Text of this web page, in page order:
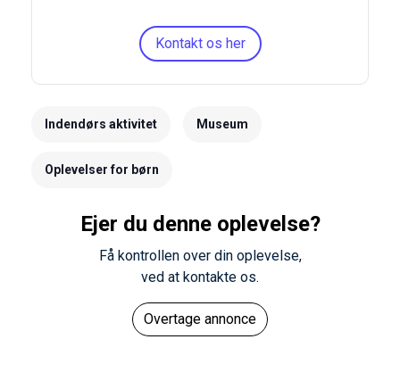
Kontakt os her
Indendørs aktivitet Museum
Oplevelser for børn
Ejer du denne oplevelse?
Få kontrollen over din oplevelse,
ved at kontakte os.
Overtage annonce